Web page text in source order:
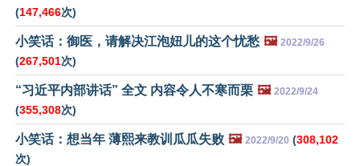
(147,466次)
小笑话：御医，请解决江泡妞儿的这个忧愁 🖼️ 2022/9/26
(267,501次)
“习近平内部讲话” 全文 内容令人不寒而栗 🖼️ 2022/9/24
(355,308次)
小笑话：想当年 薄熙来教训瓜瓜失败 🖼️ 2022/9/20 (308,102
次)